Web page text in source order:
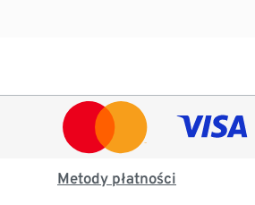
Metody płatności